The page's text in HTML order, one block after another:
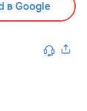
в Google